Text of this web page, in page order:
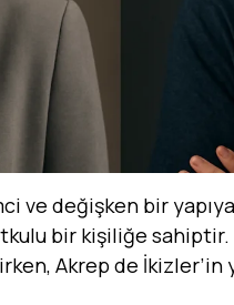
ve değişken bir
bir kişiliğe sahiptir.
Akrep de